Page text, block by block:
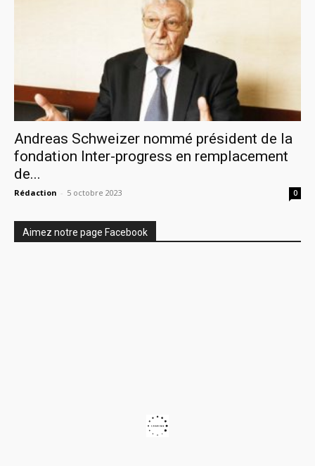
Andreas Schweizer nommé président de la
fondation Inter-progress en remplacement
de...
Rédaction - 5 octobre 2023 0
Aimez notre page Facebook